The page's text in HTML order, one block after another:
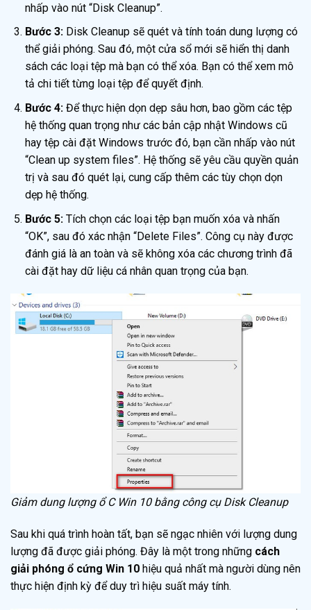
nhấp vào nút “Disk Cleanup”.
Bước 3:Disk Cleanup sẽ quét và tính toán dung lượng có
thể giải phóng. Sau đó, một cửa sổ mới sẽ hiển thị danh
sách các loại tệp mà bạn có thể xóa. Bạn có thể xem mô
tả chi tiết từng loại tệp để quyết định.
Bước 4:Để thực hiện dọn dẹp sâu hơn, bao gồm các tệp
hệ thống quan trọng như các bản cập nhật Windows cũ
hay tệp cài đặt Windows trước đó, bạn cần nhấp vào nút
“Clean up system files”. Hệ thống sẽ yêu cầu quyền quản
trị và sau đó quét lại, cung cấp thêm các tùy chọn dọn
dẹp hệ thống.
Bước 5:Tích chọn các loại tệp bạn muốn xóa và nhấn
“OK”, sau đó xác nhận “Delete Files”. Công cụ này được
đánh giá là an toàn và sẽ không xóa các chương trình đã
cài đặt hay dữ liệu cá nhân quan trọng của bạn.
Giảm dung lượng ổ C Win 10 bằng công cụ Disk Cleanup
Sau khi quá trình hoàn tất, bạn sẽ ngạc nhiên với lượng dung
lượng đã được giải phóng. Đây là một trong những cách
giải phóng ổ cứng Win 10 hiệu quả nhất mà người dùng nên
thực hiện định kỳ để duy trì hiệu suất máy tính.